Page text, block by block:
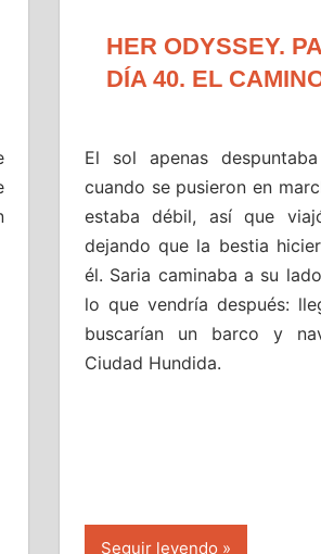
HER ODYSSEY.
DÍA 40. EL
El sol apenas
cuando se pusieron en
estaba débil, así que
dejando que la bestia
él. Saria caminaba a su
lo que vendría después:
buscarían un barco y
Ciudad Hundida.
Seguir leyendo